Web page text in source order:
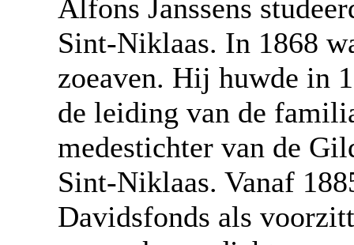
Alfons Janssens
Sint-Niklaas. In 1868
zoeaven. Hij huwde in
de leiding van de
medestichter van de
Sint-Niklaas. Vanaf
Davidsfonds als